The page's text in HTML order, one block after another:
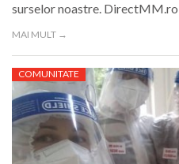
surselor noastre.
MAI MULT →
COMUNITATE